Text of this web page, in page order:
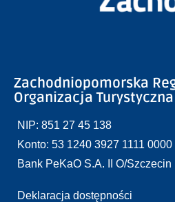
Zachodniopomorska
Organizacja Turystyczna
NIP: 851 27 45 138
Konto: 53 1240 3927 1111
Bank PeKaO S.A. II O/Szczecin
Deklaracja dostępności